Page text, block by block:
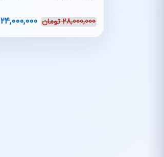
28,000,000 تومان 24,000,000